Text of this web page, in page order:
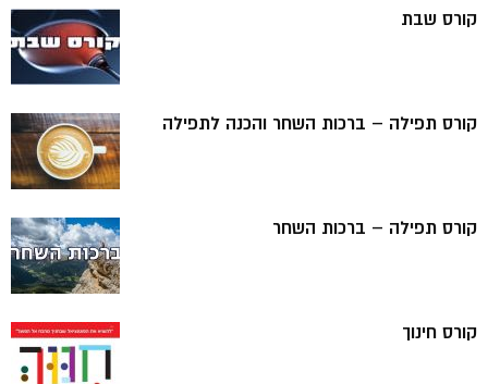
קורס שבת
קורס תפילה – ברכות השחר והכנה לתפילה
קורס תפילה – ברכות השחר
קורס חינוך